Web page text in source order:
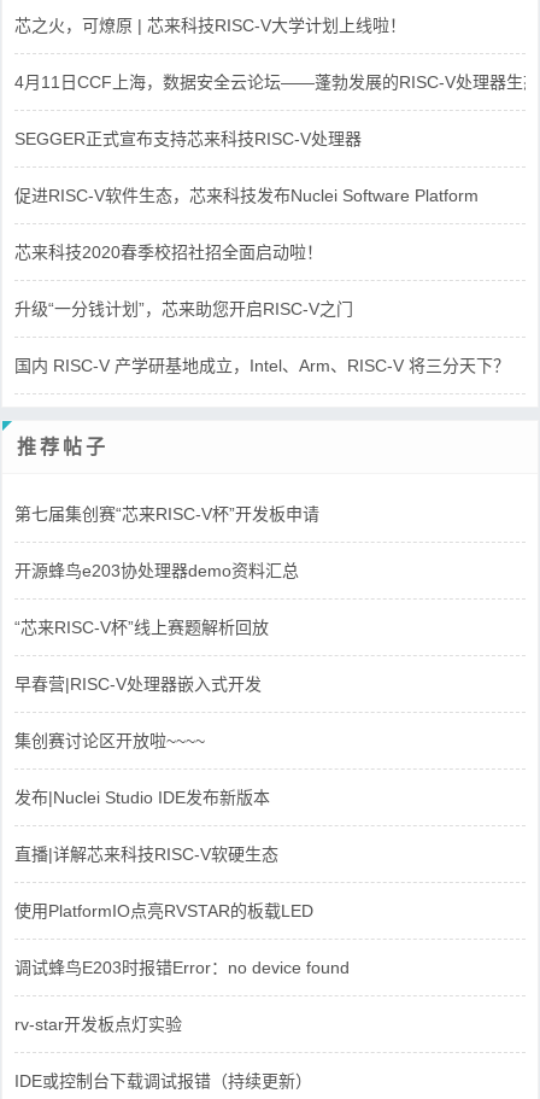
芯之火，可燎原 | 芯来科技RISC-V大学计划上线啦！
4月11日CCF上海，数据安全云论坛——蓬勃发展的RISC-V处理器生态
SEGGER正式宣布支持芯来科技RISC-V处理器
促进RISC-V软件生态，芯来科技发布Nuclei Software Platform
芯来科技2020春季校招社招全面启动啦！
升级“一分钱计划”，芯来助您开启RISC-V之门
国内 RISC-V 产学研基地成立，Intel、Arm、RISC-V 将三分天下？
推荐帖子
第七届集创赛“芯来RISC-V杯”开发板申请
开源蜂鸟e203协处理器demo资料汇总
“芯来RISC-V杯”线上赛题解析回放
早春营|RISC-V处理器嵌入式开发
集创赛讨论区开放啦~~~~
发布|Nuclei Studio IDE发布新版本
直播|详解芯来科技RISC-V软硬生态
使用PlatformIO点亮RVSTAR的板载LED
调试蜂鸟E203时报错Error：no device found
rv-star开发板点灯实验
IDE或控制台下载调试报错（持续更新）